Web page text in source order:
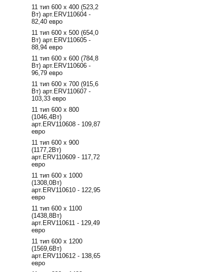
11 тип 600 х 400 (523,2
Вт) арт.ERV110604 -
82,40 евро
11 тип 600 х 500 (654,0
Вт) арт.ERV110605 -
88,94 евро
11 тип 600 х 600 (784,8
Вт) арт.ERV110606 -
96,79 евро
11 тип 600 х 700 (915,6
Вт) арт.ERV110607 -
103,33 евро
11 тип 600 х 800
(1046,4Вт)
арт.ERV110608 - 109,87
евро
11 тип 600 х 900
(1177,2Вт)
арт.ERV110609 - 117,72
евро
11 тип 600 х 1000
(1308,0Вт)
арт.ERV110610 - 122,95
евро
11 тип 600 х 1100
(1438,8Вт)
арт.ERV110611 - 129,49
евро
11 тип 600 х 1200
(1569,6Вт)
арт.ERV110612 - 138,65
евро